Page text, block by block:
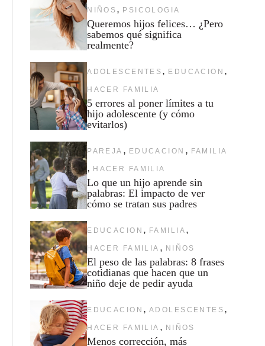
NIÑOS , PSICOLOGIA
Queremos hijos felices… ¿Pero
sabemos qué significa
realmente?
ADOLESCENTES , EDUCACION ,
HACER FAMILIA
5 errores al poner límites a tu
hijo adolescente (y cómo
evitarlos)
PAREJA , EDUCACION , FAMILIA
, HACER FAMILIA
Lo que un hijo aprende sin
palabras: El impacto de ver
cómo se tratan sus padres
EDUCACION , FAMILIA ,
HACER FAMILIA , NIÑOS
El peso de las palabras: 8 frases
cotidianas que hacen que un
niño deje de pedir ayuda
EDUCACION , ADOLESCENTES ,
HACER FAMILIA , NIÑOS
Menos corrección, más